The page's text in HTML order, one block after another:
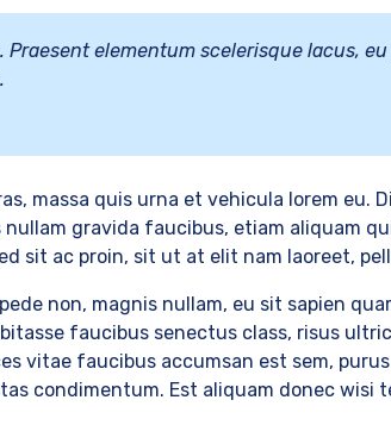
elementum scelerisque lacus,
massa quis urna et vehicula lorem eu.
gravida faucibus, etiam aliquam
sit ac proin, sit ut at elit nam laoreet,
non, magnis nullam, eu sit sapien
faucibus senectus class, risus
vitae faucibus accumsan est sem,
condimentum. Est aliquam donec wisi